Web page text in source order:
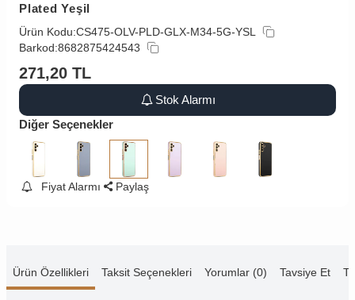
Plated Yeşil
Ürün Kodu:CS475-OLV-PLD-GLX-M34-5G-YSL
Barkod:8682875424543
271,20 TL
Stok Alarmı
Diğer Seçenekler
Fiyat Alarmı Paylaş
Ürün Özellikleri Taksit Seçenekleri Yorumlar (0) Tavsiye Et